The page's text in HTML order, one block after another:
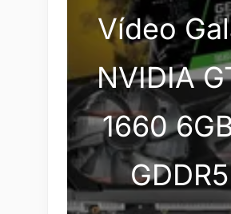
Vídeo
NVIDIA
1660
GDDR5